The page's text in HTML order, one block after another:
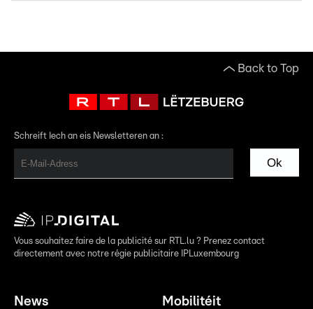
Back to Top
Schreift Iech an eis Newsletteren an :
Ok
Vous souhaitez faire de la publicité sur RTL.lu ? Prenez contact
directement avec notre régie publicitaire IPLuxembourg
News Mobilitéit